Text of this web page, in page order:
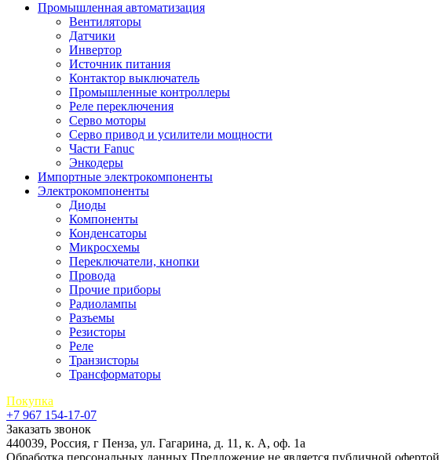
Промышленная автоматизация
Вентиляторы
Датчики
Инвертор
Источник питания
Контактор выключатель
Промышленные контроллеры
Реле переключения
Серво моторы
Серво привод и усилители мощности
Части Fanuc
Энкодеры
Импортные электрокомпоненты
Электрокомпоненты
Диоды
Компоненты
Конденсаторы
Микросхемы
Переключатели, кнопки
Провода
Прочие приборы
Радиолампы
Разъемы
Резисторы
Реле
Транзисторы
Трансформаторы
Покупка
+7 967 154-17-07
Заказать звонок
440039, Россия, г Пенза, ул. Гагарина, д. 11, к. А, оф. 1а
Обработка персональных данных Предложение не является публичной офертой